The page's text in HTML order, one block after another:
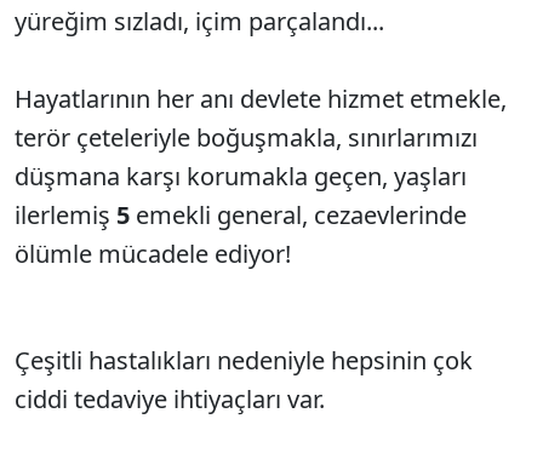
yüreğim sızladı, içim parçalandı...
Hayatlarının her anı devlete hizmet etmekle,
terör çeteleriyle boğuşmakla, sınırlarımızı
düşmana karşı korumakla geçen, yaşları
ilerlemiş 5 emekli general, cezaevlerinde
ölümle mücadele ediyor!
Çeşitli hastalıkları nedeniyle hepsinin çok
ciddi tedaviye ihtiyaçları var.